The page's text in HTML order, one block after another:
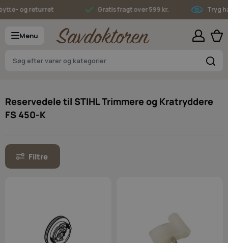
Skip to Content
og returret Gratis fragt over 599 kr. Tryg
Menu
Reservedele til STIHL Trimmere og Kratryddere
FS 450-K
Filtre